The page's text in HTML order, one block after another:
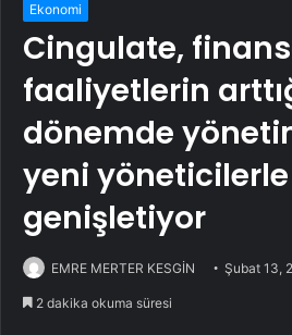
Ekonomi
Cingulate,
faaliyetlerin
dönemde
yeni yöneticilerle
genişletiyor
EMRE MERTER KESGİN Şubat 13,
2 dakika okuma süresi